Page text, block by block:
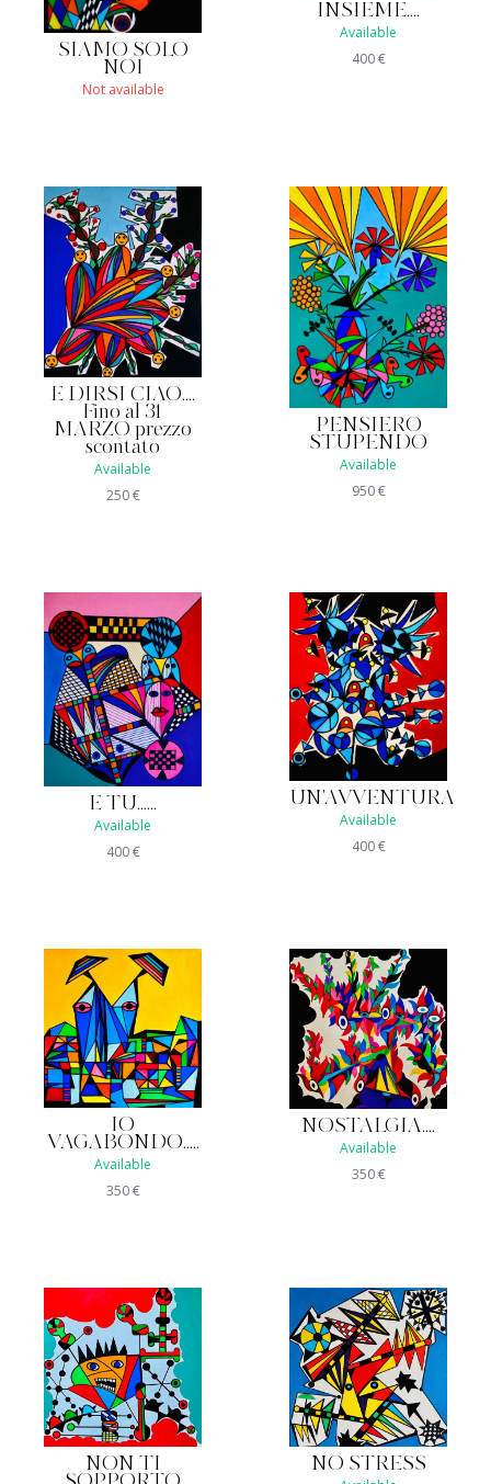
SIAMO SOLO
NOI
Not available
INSIEME....
Available
400€
E DIRSI CIAO....
Fino al 31
MARZO prezzo
scontato
Available
250€
PENSIERO
STUPENDO
Available
950€
E TU......
Available
400€
UN'AVVENTURA
Available
400€
IO
VAGABONDO.....
Available
350€
NOSTALGIA....
Available
350€
NON TI
NO STRESS